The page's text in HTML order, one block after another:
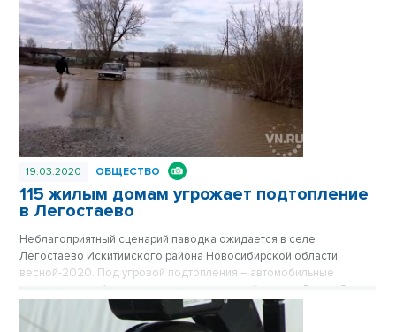
19.03.2020 ОБЩЕСТВО
115 жилым домам угрожает подтопление
в Легостаево
Неблагоприятный сценарий паводка ожидается в селе
Легостаево Искитимского района Новосибирской области
весной-2020. Под угрозой подтопления – автомобильные
дороги, мост и более ста жилых домов в пойме реки Бердь. В
Легостаевском сельсовете готовы к любому развитию событий.
Уже подготовлен план мероприятий на случай возникновения